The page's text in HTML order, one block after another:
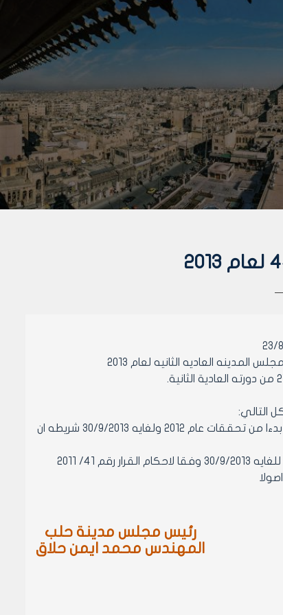
تخفض كافه الرسوم المذكوره بقرار مجلس مدينه حلب رقم 41 لعام 2011 بنسبه 40% بدءا من تحققات عام 2012 ولغايه 30/9/2013 شريطه ان
رئيس مجلس مدينة حلب
المهندس محمد ايمن حلاق